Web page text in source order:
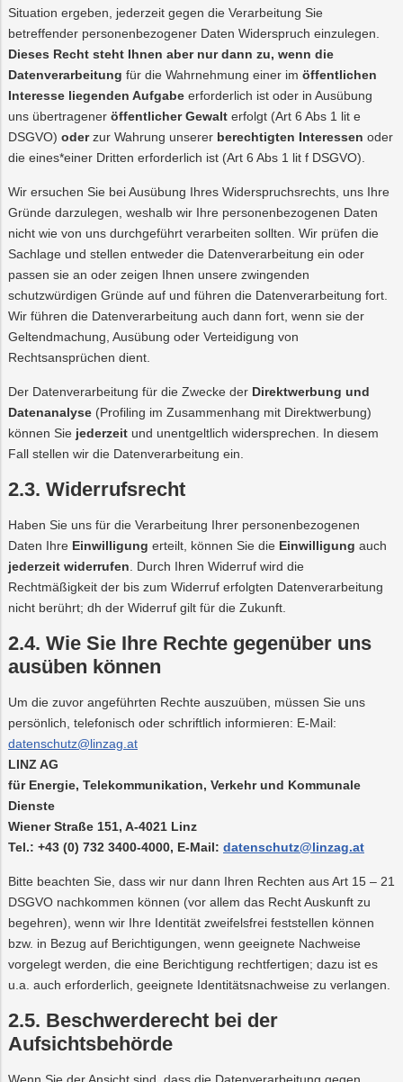
Situation ergeben, jederzeit gegen die Verarbeitung Sie
betreffender personenbezogener Daten Widerspruch einzulegen.
Dieses Recht steht Ihnen aber nur dann zu, wenn die
Datenverarbeitung für die Wahrnehmung einer im öffentlichen
Interesse liegenden Aufgabe erforderlich ist oder in Ausübung
uns übertragener öffentlicher Gewalt erfolgt (Art 6 Abs 1 lit e
DSGVO) oderzur Wahrung unserer berechtigten Interessen oder
die eines*einer Dritten erforderlich ist (Art 6 Abs 1 lit f DSGVO).
Wir ersuchen Sie bei Ausübung Ihres Widerspruchsrechts, uns Ihre
Gründe darzulegen, weshalb wir Ihre personenbezogenen Daten
nicht wie von uns durchgeführt verarbeiten sollten. Wir prüfen die
Sachlage und stellen entweder die Datenverarbeitung ein oder
passen sie an oder zeigen Ihnen unsere zwingenden
schutzwürdigen Gründe auf und führen die Datenverarbeitung fort.
Wir führen die Datenverarbeitung auch dann fort, wenn sie der
Geltendmachung, Ausübung oder Verteidigung von
Rechtsansprüchen dient.
Der Datenverarbeitung für die Zwecke der Direktwerbung und
Datenanalyse (Profiling im Zusammenhang mit Direktwerbung)
können Sie jederzeit und unentgeltlich widersprechen. In diesem
Fall stellen wir die Datenverarbeitung ein.
2.3. Widerrufsrecht
Haben Sie uns für die Verarbeitung Ihrer personenbezogenen
Daten Ihre Einwilligung erteilt, können Sie die Einwilligung auch
jederzeit widerrufen . Durch Ihren Widerruf wird die
Rechtmäßigkeit der bis zum Widerruf erfolgten Datenverarbeitung
nicht berührt; dh der Widerruf gilt für die Zukunft.
2.4. Wie Sie Ihre Rechte gegenüber uns
ausüben können
Um die zuvor angeführten Rechte auszuüben, müssen Sie uns
persönlich, telefonisch oder schriftlich informieren: E-Mail:
datenschutz@linzag.at
LINZ AG
für Energie, Telekommunikation, Verkehr und Kommunale
Dienste
Wiener Straße 151, A-4021 Linz
Tel.: +43 (0) 732 3400-4000, E-Mail: datenschutz@linzag.at
Bitte beachten Sie, dass wir nur dann Ihren Rechten aus Art 15 – 21
DSGVO nachkommen können (vor allem das Recht Auskunft zu
begehren), wenn wir Ihre Identität zweifelsfrei feststellen können
bzw. in Bezug auf Berichtigungen, wenn geeignete Nachweise
vorgelegt werden, die eine Berichtigung rechtfertigen; dazu ist es
u.a. auch erforderlich, geeignete Identitätsnachweise zu verlangen.
2.5. Beschwerderecht bei der
Aufsichtsbehörde